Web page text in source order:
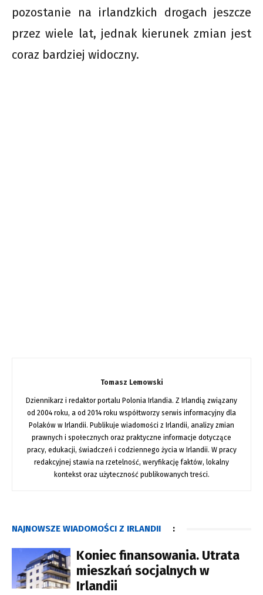
pozostanie na irlandzkich drogach jeszcze
przez wiele lat, jednak kierunek zmian jest
coraz bardziej widoczny.
Tomasz Lemowski
Dziennikarz i redaktor portalu Polonia Irlandia. Z Irlandią związany
od 2004 roku, a od 2014 roku współtworzy serwis informacyjny dla
Polaków w Irlandii. Publikuje wiadomości z Irlandii, analizy zmian
prawnych i społecznych oraz praktyczne informacje dotyczące
pracy, edukacji, świadczeń i codziennego życia w Irlandii. W pracy
redakcyjnej stawia na rzetelność, weryfikację faktów, lokalny
kontekst oraz użyteczność publikowanych treści.
NAJNOWSZE WIADOMOŚCI Z IRLANDII :
Koniec finansowania. Utrata
mieszkań socjalnych w
Irlandii